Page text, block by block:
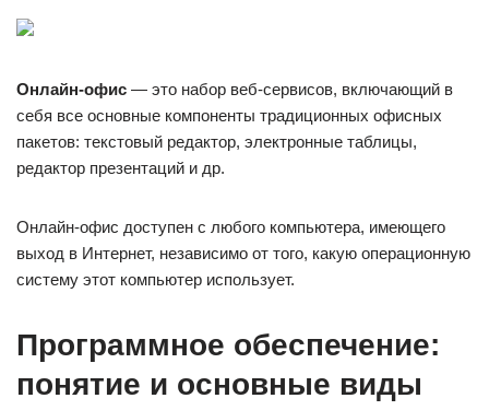
Онлайн-офис — это набор веб-сервисов, включающий в
себя все основные компоненты традиционных офисных
пакетов: текстовый редактор, электронные таблицы,
редактор презентаций и др.
Онлайн-офис доступен с любого компьютера, имеющего
выход в Интернет, независимо от того, какую операционную
систему этот компьютер использует.
Программное обеспечение:
понятие и основные виды